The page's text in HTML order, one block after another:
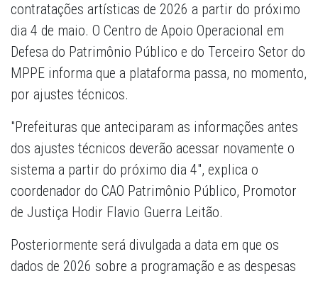
contratações artísticas de 2026 a partir do próximo
dia 4 de maio. O Centro de Apoio Operacional em
Defesa do Patrimônio Público e do Terceiro Setor do
MPPE informa que a plataforma passa, no momento,
por ajustes técnicos.
"Prefeituras que anteciparam as informações antes
dos ajustes técnicos deverão acessar novamente o
sistema a partir do próximo dia 4", explica o
coordenador do CAO Patrimônio Público, Promotor
de Justiça Hodir Flavio Guerra Leitão.
Posteriormente será divulgada a data em que os
dados de 2026 sobre a programação e as despesas